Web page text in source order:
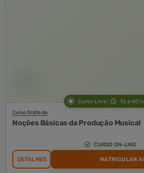
Curso Livre 10 a 40
Curso Grátis de
Noções Básicas da Produção Musical
CURSO ON-LINE
DETALHES MATRICULAR